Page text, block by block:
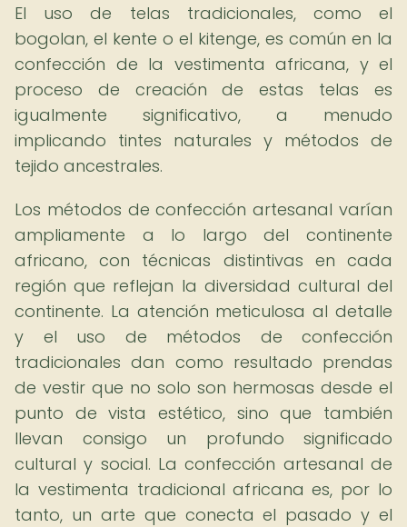
El uso de telas tradicionales, como el
bogolan, el kente o el kitenge, es común en la
confección de la vestimenta africana, y el
proceso de creación de estas telas es
igualmente significativo, a menudo
implicando tintes naturales y métodos de
tejido ancestrales.
Los métodos de confección artesanal varían
ampliamente a lo largo del continente
africano, con técnicas distintivas en cada
región que reflejan la diversidad cultural del
continente. La atención meticulosa al detalle
y el uso de métodos de confección
tradicionales dan como resultado prendas
de vestir que no solo son hermosas desde el
punto de vista estético, sino que también
llevan consigo un profundo significado
cultural y social. La confección artesanal de
la vestimenta tradicional africana es, por lo
tanto, un arte que conecta el pasado y el